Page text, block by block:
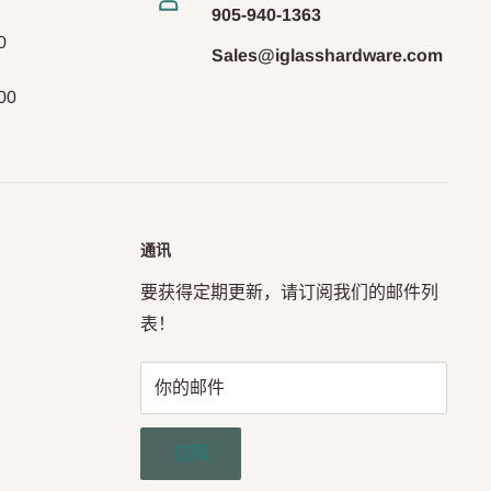
905-940-1363
Sales@iglasshardware.com
通讯
要获得定期更新，请订阅我们的邮件列
表！
你的邮件
订阅